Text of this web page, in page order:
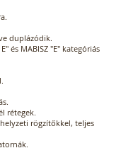
duplázódik.
és MABISZ "E" kategóriás
rétegek.
rögzítőkkel, teljes